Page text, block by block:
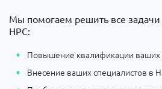
Мы помогаем решить все задачи
НРС:
Повышение квалификации ваших
Внесение ваших специалистов в